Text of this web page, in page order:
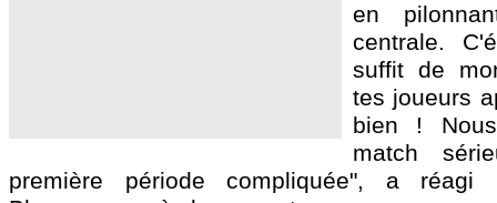
en
centrale.
suffit de
tes joueurs
bien !
match
première période compliquée", a réagi